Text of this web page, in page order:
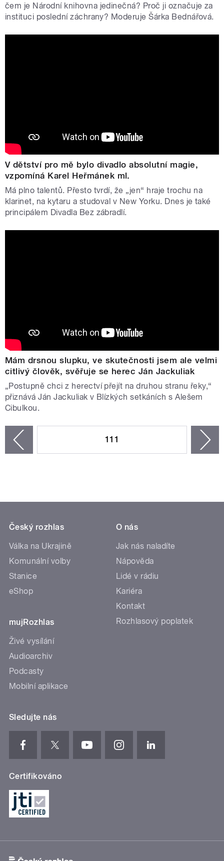
čem je Národní knihovna jedinečná? Proč ji označuje za
instituci poslední záchrany? Moderuje Šárka Bednářová.
V dětství pro mě bylo divadlo absolutní magie,
vzpomíná Karel Heřmánek ml.
Má plno talentů. Přesto tvrdí, že „jen“ hraje trochu na
klarinet, na kytaru a studoval v New Yorku. Dnes je také
principálem Divadla Bez zábradlí.
Mám drsnou slupku, ve skutečnosti jsem ale velmi
citlivý člověk, svěřuje se herec Ján Jackuliak
„Postupně chci z herectví přejít na druhou stranu řeky,“
přiznává Ján Jackuliak v Blízkých setkáních s Alešem
Cibulkou.
111
Český rozhlas
Válka na Ukrajině
Komunální volby
Stanice
eShop
mujRozhlas
Živé vysílání
Audioarchiv
Podcasty
Mobilní aplikace
O nás
Jak nás naladíte
Nápověda
Lidé v rádiu
Kariéra
Kontakt
Rozhlasový poplatek
Sledujte nás
Certifikováno